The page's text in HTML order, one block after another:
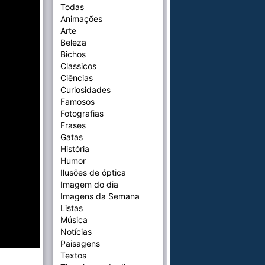
Todas
Animações
Arte
Beleza
Bichos
Classicos
Ciências
Curiosidades
Famosos
Fotografias
Frases
Gatas
História
Humor
Ilusões de óptica
Imagem do dia
Imagens da Semana
Listas
Música
Notícias
Paisagens
Textos